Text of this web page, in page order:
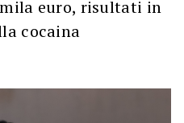
euro, risultati in
cocaina